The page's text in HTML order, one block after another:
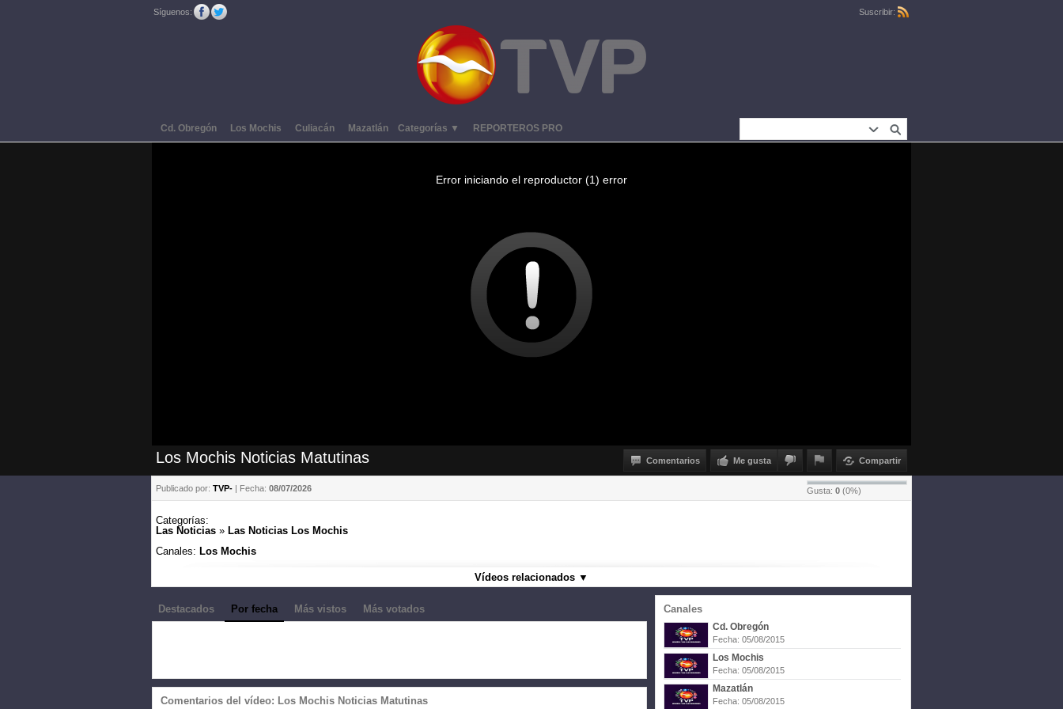
Síguenos: Suscribir:
Cd. Obregón Los Mochis Culiacán Mazatlán Categorías ▼ REPORTEROS PRO
Error iniciando el reproductor (1) error
Comentarios Me gusta Compartir
Los Mochis Noticias Matutinas
Gusta: 0 (0%)
Publicado por: TVP- | Fecha: 08/07/2026
Categorías:
Las Noticias » Las Noticias Los Mochis
Canales: Los Mochis
Vídeos relacionados ▼
Canales
Cd. Obregón
Fecha: 05/08/2015
Los Mochis
Fecha: 05/08/2015
Mazatlán
Fecha: 05/08/2015
Destacados Por fecha Más vistos Más votados
Comentarios del vídeo: Los Mochis Noticias Matutinas